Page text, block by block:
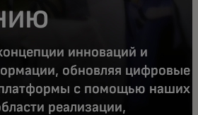
инноваций и
обновляя цифровые
с помощью наших
реализации,